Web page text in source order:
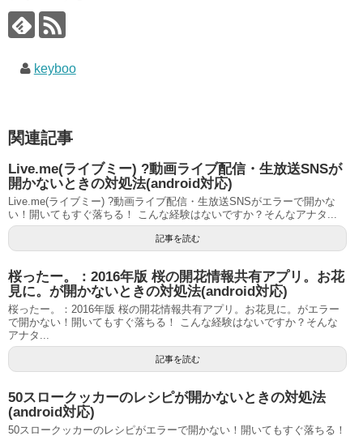
keyboo
関連記事
Live.me(ライブミー) ?動画ライブ配信・生放送SNSが
開かないときの対処法(android対応)
Live.me(ライブミー) ?動画ライブ配信・生放送SNSがエラーで開かな
い！開いてもすぐ落ちる！ こんな経験はないですか？そんなアナタ...
記事を読む
桜ったー。：2016年版 桜の開花情報共有アプリ。お花
見に。が開かないときの対処法(android対応)
桜ったー。：2016年版 桜の開花情報共有アプリ。お花見に。がエラー
で開かない！開いてもすぐ落ちる！ こんな経験はないですか？そんな
アナタ...
記事を読む
50スロークッカーのレシピが開かないときの対処法
(android対応)
50スロークッカーのレシピがエラーで開かない！開いてもすぐ落ちる！